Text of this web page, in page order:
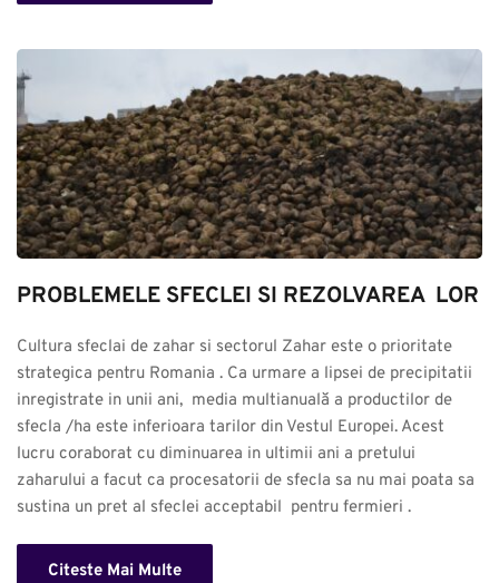
PROBLEMELE SFECLEI SI REZOLVAREA  LOR
Cultura sfeclai de zahar si sectorul Zahar este o prioritate
strategica pentru Romania . Ca urmare a lipsei de precipitatii
inregistrate in unii ani,  media multianuală a productilor de
sfecla /ha este inferioara tarilor din Vestul Europei. Acest
lucru coraborat cu diminuarea in ultimii ani a pretului
zaharului a facut ca procesatorii de sfecla sa nu mai poata sa
sustina un pret al sfeclei acceptabil  pentru fermieri .
Citeste Mai Multe